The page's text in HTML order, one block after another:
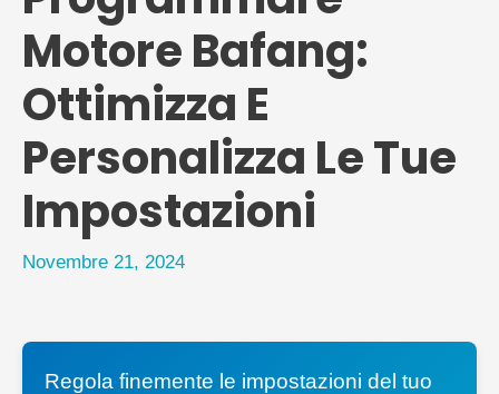
Motore Bafang:
Ottimizza E
Personalizza Le Tue
Impostazioni
Novembre 21, 2024
Regola finemente le impostazioni del tuo